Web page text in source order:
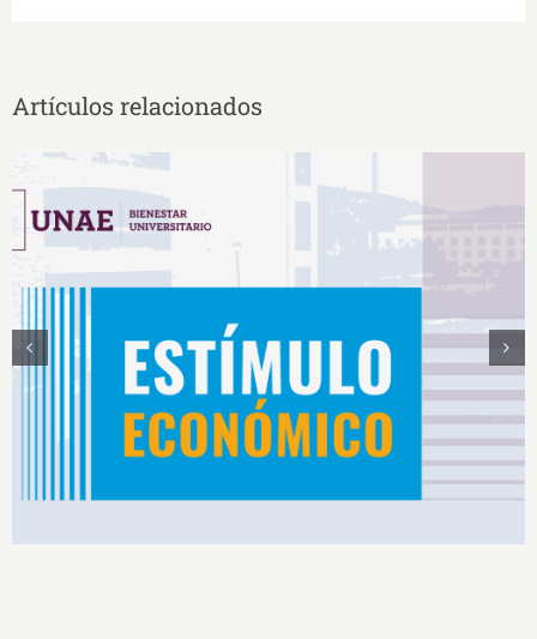
Artículos relacionados
Estímulos Económicos para Deportistas de Alto
Rendimiento IS2026